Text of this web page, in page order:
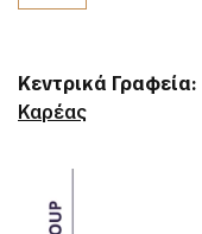
Κεντρικά Γραφεία:
Καρέας